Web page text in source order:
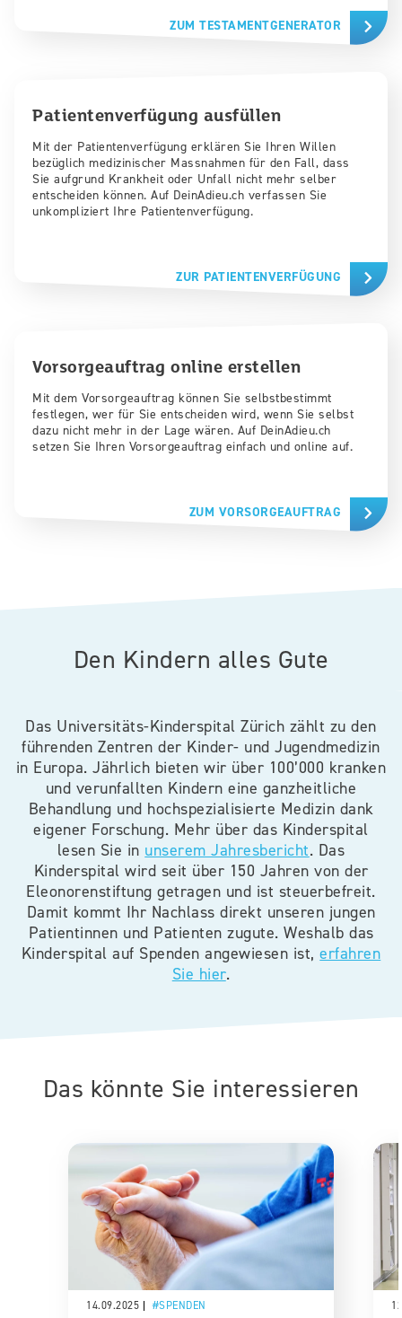
ZUM TESTAMENTGENERATOR
Patientenverfügung ausfüllen
Mit der Patientenverfügung erklären Sie Ihren Willen
bezüglich medizinischer Massnahmen für den Fall, dass
Sie aufgrund Krankheit oder Unfall nicht mehr selber
entscheiden können. Auf DeinAdieu.ch verfassen Sie
unkompliziert Ihre Patientenverfügung.
ZUR PATIENTENVERFÜGUNG
Vorsorgeauftrag online erstellen
Mit dem Vorsorgeauftrag können Sie selbstbestimmt
festlegen, wer für Sie entscheiden wird, wenn Sie selbst
dazu nicht mehr in der Lage wären. Auf DeinAdieu.ch
setzen Sie Ihren Vorsorgeauftrag einfach und online auf.
ZUM VORSORGEAUFTRAG
Den Kindern alles Gute
Das Universitäts-Kinderspital Zürich zählt zu den
führenden Zentren der Kinder- und Jugendmedizin
in Europa. Jährlich bieten wir über 100’000 kranken
und verunfallten Kindern eine ganzheitliche
Behandlung und hochspezialisierte Medizin dank
eigener Forschung. Mehr über das Kinderspital
lesen Sie in unserem Jahresbericht. Das
Kinderspital wird seit über 150 Jahren von der
Eleonorenstiftung getragen und ist steuerbefreit.
Damit kommt Ihr Nachlass direkt unseren jungen
Patientinnen und Patienten zugute. Weshalb das
Kinderspital auf Spenden angewiesen ist,erfahren
Sie hier.
Das könnte Sie interessieren
14.09.2025 SPENDEN